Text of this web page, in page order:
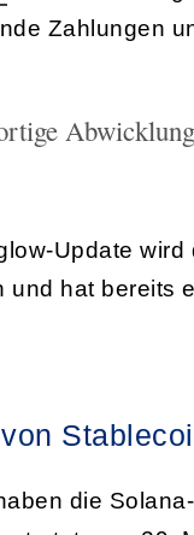
Zahlungen
Update
hat bereits
die